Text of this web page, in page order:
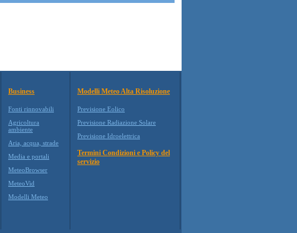
Business
Fonti rinnovabili
Agricoltura
ambiente
Aria, acqua, strade
Media e portali
MeteoBrowser
MeteoVid
Modelli Meteo
Modelli Meteo Alta Risoluzione
Previsione Eolico
Previsione Radiazione Solare
Previsione Idroelettrica
Termini Condizioni e Policy del
servizio